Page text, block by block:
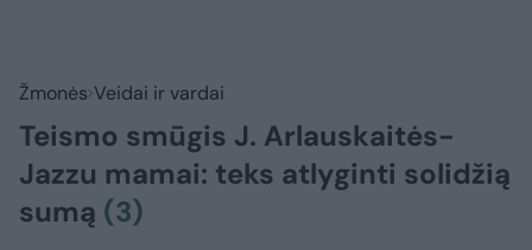
Žmonės Veidai ir vardai
Teismo smūgis J. Arlauskaitės-
Jazzu mamai: teks atlyginti solidžią
sumą (3)